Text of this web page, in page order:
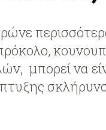
μπορεί να